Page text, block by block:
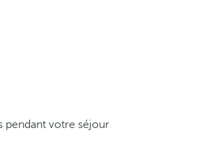
pendant votre séjour